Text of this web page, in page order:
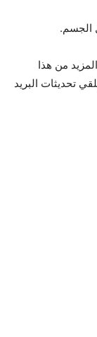
الجسم.
من هذا
تحديثات البريد